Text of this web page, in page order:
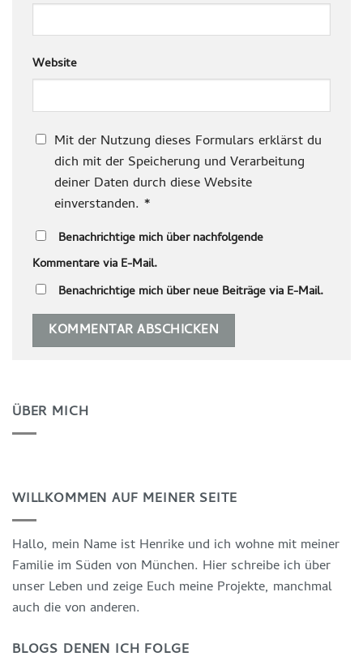
Website
Mit der Nutzung dieses Formulars erklärst du
dich mit der Speicherung und Verarbeitung
deiner Daten durch diese Website
einverstanden. *
Benachrichtige mich über nachfolgende
Kommentare via E-Mail.
Benachrichtige mich über neue Beiträge via E-Mail.
ÜBER MICH
WILLKOMMEN AUF MEINER SEITE
Hallo, mein Name ist Henrike und ich wohne mit meiner
Familie im Süden von München. Hier schreibe ich über
unser Leben und zeige Euch meine Projekte, manchmal
auch die von anderen.
BLOGS DENEN ICH FOLGE